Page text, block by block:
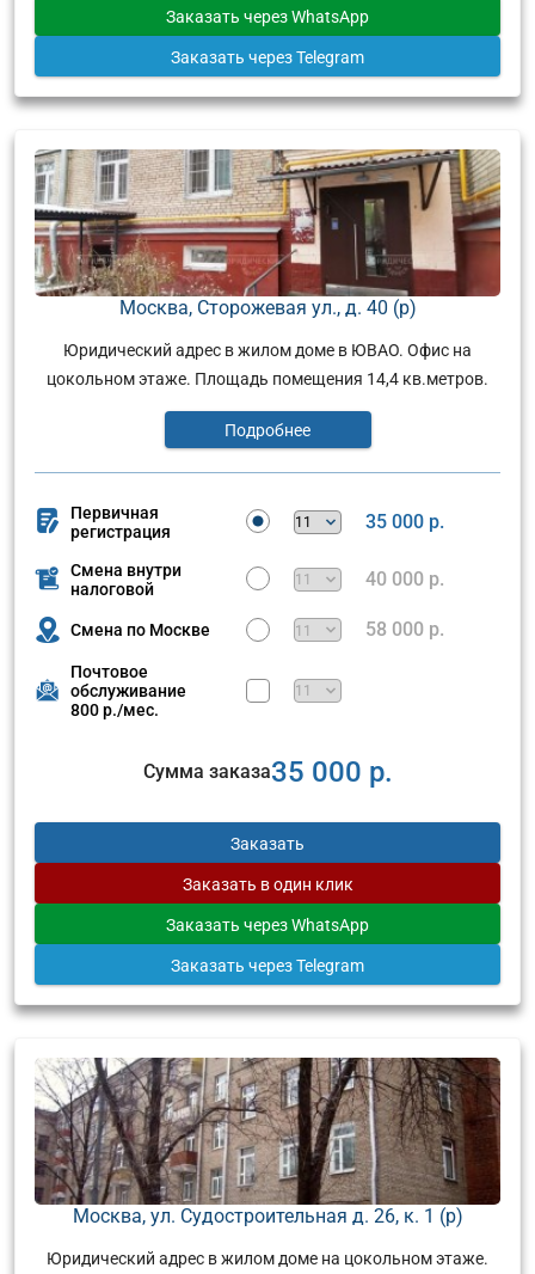
Заказать через WhatsApp
Заказать через Telegram
Москва, Сторожевая ул., д. 40 (р)
Юридический адрес в жилом доме в ЮВАО. Офис на
цокольном этаже. Площадь помещения 14,4 кв.метров.
Подробнее
Первичная
регистрация
35 000 р.
Смена внутри
налоговой
40 000 р.
Смена по Москве 58 000 р.
Почтовое
обслуживание
800 р./мес.
Сумма заказа35 000 р.
Заказать
Заказать в один клик
Заказать через WhatsApp
Заказать через Telegram
Москва, ул. Судостроительная д. 26, к. 1 (р)
Юридический адрес в жилом доме на цокольном этаже.